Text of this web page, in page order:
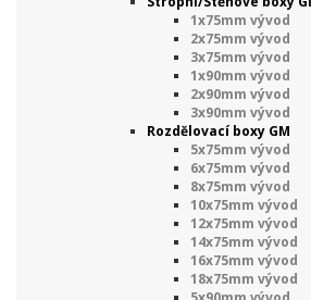
1x75mm vývod
2x75mm vývod
3x75mm vývod
1x90mm vývod
2x90mm vývod
3x90mm vývod
Rozdělovací boxy GM
5x75mm vývod
6x75mm vývod
8x75mm vývod
10x75mm vývod
12x75mm vývod
14x75mm vývod
16x75mm vývod
18x75mm vývod